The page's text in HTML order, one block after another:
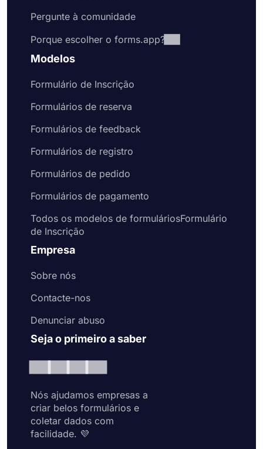
Pergunte à comunidade
Porque escolher o forms.app?
Modelos
Formulário de Inscrição
Formulários de reserva
Formulários de feedback
Formulários de registro
Formulários de pedido
Formulários de pagamento
Todos os modelos de formuláriosFormulário
de Inscrição
Empresa
Sobre nós
Contacte-nos
Denunciar abuso
Seja o primeiro a saber
Nós ajudamos empresas a
criar belos formulários e
coletar dados com
facilidade. 💜